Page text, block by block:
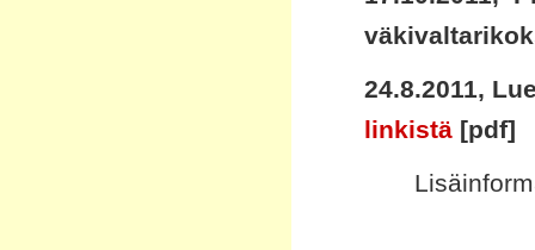
24.8.2011,
linkistä [pdf]